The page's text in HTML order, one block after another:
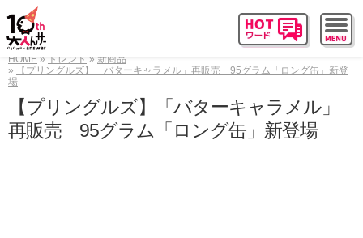
HOME トレンド
新商品
【プリングルズ】「バターキャラメル」再販売 95グラム「ロング缶」新登
場
【プリングルズ】「バターキャラメル」
再販売 95グラム「ロング缶」新登場